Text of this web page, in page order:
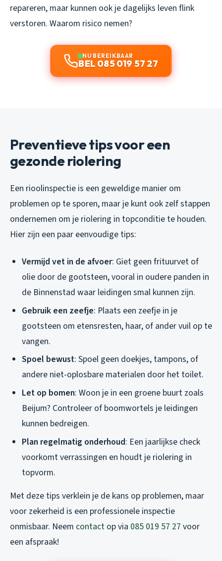
repareren, maar kunnen ook je dagelijks leven flink
verstoren. Waarom risico nemen?
NU BEREIKBAAR
BEL 085 019 57 27
Preventieve tips voor een
gezonde riolering
Een rioolinspectie is een geweldige manier om
problemen op te sporen, maar je kunt ook zelf stappen
ondernemen om je riolering in topconditie te houden.
Hier zijn een paar eenvoudige tips:
Vermijd vet in de afvoer: Giet geen frituurvet of
olie door de gootsteen, vooral in oudere panden in
de Binnenstad waar leidingen smal kunnen zijn.
Gebruik een zeefje: Plaats een zeefje in je
gootsteen om etensresten, haar, of ander vuil op te
vangen.
Spoel bewust: Spoel geen doekjes, tampons, of
andere niet-oplosbare materialen door het toilet.
Let op bomen: Woon je in een groene buurt zoals
Beijum? Controleer of boomwortels je leidingen
kunnen bedreigen.
Plan regelmatig onderhoud: Een jaarlijkse check
voorkomt verrassingen en houdt je riolering in
topvorm.
Met deze tips verklein je de kans op problemen, maar
voor zekerheid is een professionele inspectie
onmisbaar. Neem contact op via 085 019 57 27 voor
een afspraak!